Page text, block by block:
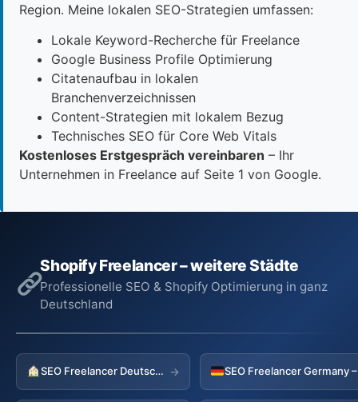
Region. Meine lokalen SEO-Strategien umfassen:
Lokale Keyword-Recherche für Freelance
Google Business Profile Optimierung
Citatenaufbau in lokalen
Branchenverzeichnissen
Content-Strategien mit lokalem Bezug
Technisches SEO für Core Web Vitals
Kostenloses Erstgespräch vereinbaren – Ihr
Unternehmen in Freelance auf Seite 1 von Google.
Shopify Freelancer – weitere Städte
Professionelle SEO & Shopify Optimierung in ganz
Deutschland
SEO Freelancer Deutschland →